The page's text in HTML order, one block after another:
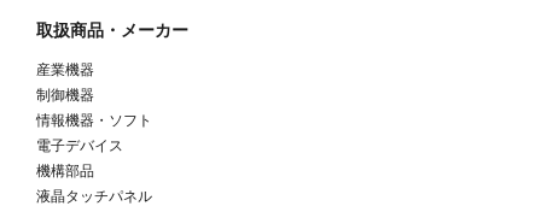
取扱商品・メーカー
産業機器
制御機器
情報機器・ソフト
電子デバイス
機構部品
液晶タッチパネル